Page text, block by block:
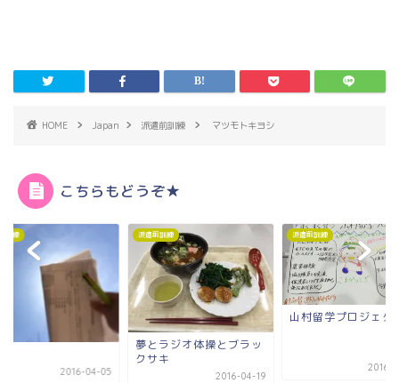
HOME Japan 派遣前訓練 マツモトキヨシ
こちらもどうぞ★
訓練
2016-04-05
派遣前訓練
夢とラジオ体操とブラッ
クサキ
2016-04-19
派遣前訓練
山村留学プロジェク
2016-